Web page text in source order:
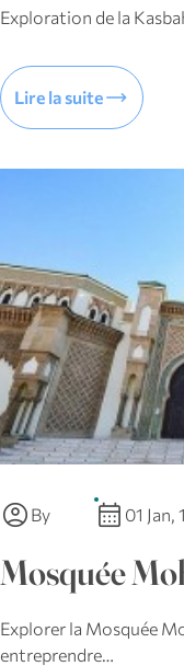
Exploration de la
Lire la suitetrending_flat
account_circle By calendar_month 01 Jan,
Mosquée
Explorer la Mosquée
entreprendre…